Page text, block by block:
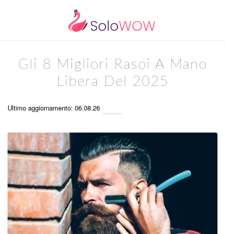
Gli 8 Migliori Rasoi A Mano
Libera Del 2025
Ultimo aggiornamento: 06.08.26